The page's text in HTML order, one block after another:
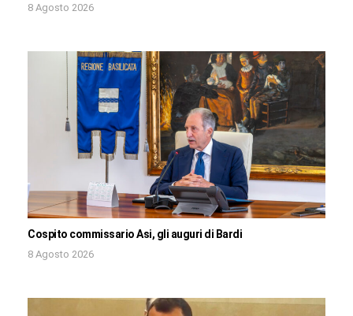
8 Agosto 2026
Cospito commissario Asi, gli auguri di Bardi
8 Agosto 2026